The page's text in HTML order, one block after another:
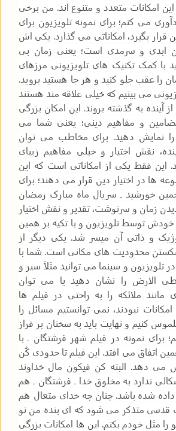
این امکانات متعدد و متنوع اند. من برخی
می کنم؛ برای نمونه تلویزیون برای
بگیرد، امکاناتی می گذارد. یکی اش
ابدی و سرمدی است؛ یعنی زمان بی
با کمک تکنیک های تلویزیونی مرزهای
را عقب جلو کنید و هر جا هستید بروید.
می بینیم که خیلی علاقه مند هستند
آینده به گذشته بروند. این امکان بزرگی
و مفاهیم دینی؛ یعنی شما می
را نمایش دهید. برای مخاطب می توان
نقش اختیار و خیلی مفاهیم زیبای
این فقط یکی از امکاناتی است که این
ها در اختیار دین قرار می دهند؛ برای
خورشید ـ سریال ماه مبارک رمضان
زمان و سرنوشت، تقدیر و نقش اختیار
خودش توسط تلویزیون و با تکیه بر همین
و ذاتی آن میسر شد. یکی دیگر از
شکستن محدودیت های مکانی است. شما با
تلویزیون و سینما می توانید مثلاً سیر و
الارض را نشان دهید یا می توان
ملائکه را به راحتی در فیلم ها
نبودند، نمی توانستیم مسائل را
کنیم و نهایت باید به سخنان بر فراز
برای نمونه در فیلم شهر فرشتگان ـ با
اتفاق می افتد. این فیلم تا حدودی کُن
می دهد. البته کن فیکون مال خداوند
ندارد به مخلوق خدا ـ فرشتگان ـ هم
شده باشد. چنان چه خدای متعال هم
متذکر می شود که ای بنده من تو
را مثل خودم بکنم. این ها امکانات بزرگی